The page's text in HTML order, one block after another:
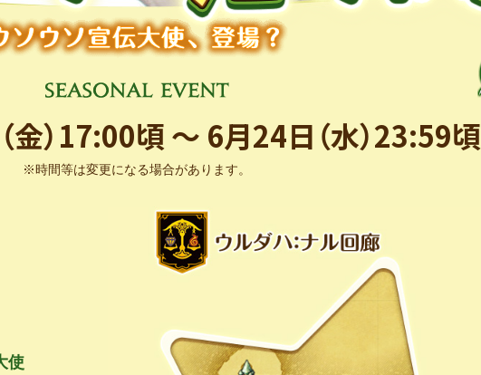
）17:00頃 ～ 6月24日（水）23:59頃
※時間等は変更になる場合があります。
使